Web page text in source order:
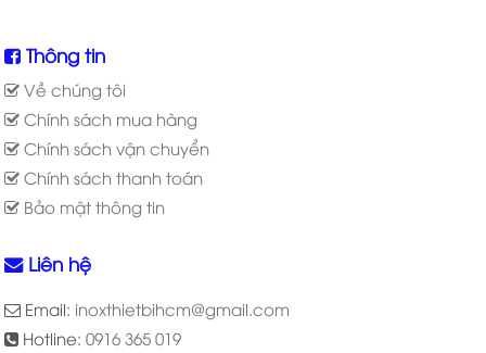
Thông tin
Về chúng tôi
Chính sách mua hàng
Chính sách vận chuyển
Chính sách thanh toán
Bảo mật thông tin
Liên hệ
Email: inoxthietbihcm@gmail.com
Hotline:0916 365 019